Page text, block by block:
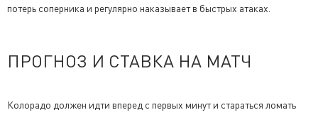
потерь соперника и регулярно наказывает в быстрых атаках.
ПРОГНОЗ И СТАВКА НА МАТЧ
Колорадо должен идти вперед с первых минут и стараться ломать